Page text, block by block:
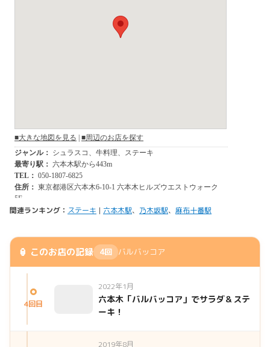
関連ランキング： ステーキ | 六本木駅、 乃木坂駅、 麻布十番駅
🏮 このお店の記録 4回 バルバッコア
4回目
2022年1月
六本木「バルバッコア」でサラダ＆ステ
ーキ！
2019年8月